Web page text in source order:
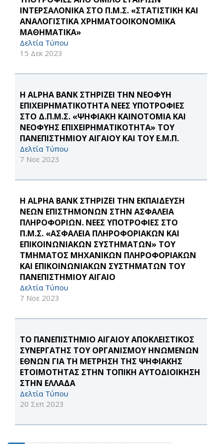
ΙΝΤΕΡΣΑΛΟΝΙΚΑ ΣΤΟ Π.Μ.Σ. «ΣΤΑΤΙΣΤΙΚΗ ΚΑΙ
ΑΝΑΛΟΓΙΣΤΙΚΑ ΧΡΗΜΑΤΟΟΙΚΟΝΟΜΙΚΑ
ΜΑΘΗΜΑΤΙΚΑ»
Δελτία Τύπου
15 Δεκ 2023
Η ALPHA BANK ΣΤΗΡΙΖΕΙ ΤΗΝ ΝΕΟΦΥΗ
ΕΠΙΧΕΙΡΗΜΑΤΙΚΟΤΗΤΑ ΝΕΕΣ ΥΠΟΤΡΟΦΙΕΣ
ΣΤΟ Δ.Π.Μ.Σ. «ΨΗΦΙΑΚΗ ΚΑΙΝΟΤΟΜΙΑ ΚΑΙ
ΝΕΟΦΥΗΣ ΕΠΙΧΕΙΡΗΜΑΤΙΚΟΤΗΤΑ» ΤΟΥ
ΠΑΝΕΠΙΣΤΗΜΙΟΥ ΑΙΓΑΙΟΥ ΚΑΙ ΤΟΥ Ε.Μ.Π.
Δελτία Τύπου
7 Νοε 2023
Η ALPHA BANK ΣΤΗΡΙΖΕΙ ΤΗΝ ΕΚΠΑΙΔΕΥΣΗ
ΝΕΩΝ ΕΠΙΣΤΗΜΟΝΩΝ ΣΤΗΝ ΑΣΦΑΛΕΙΑ
ΠΛΗΡΟΦΟΡΙΩΝ. ΝΕΕΣ ΥΠΟΤΡΟΦΙΕΣ ΣΤΟ
Π.Μ.Σ. «ΑΣΦΑΛΕΙΑ ΠΛΗΡΟΦΟΡΙΑΚΩΝ ΚΑΙ
ΕΠΙΚΟΙΝΩΝΙΑΚΩΝ ΣΥΣΤΗΜΑΤΩΝ» ΤΟΥ
ΤΜΗΜΑΤΟΣ ΜΗΧΑΝΙΚΩΝ ΠΛΗΡΟΦΟΡΙΑΚΩΝ
ΚΑΙ ΕΠΙΚΟΙΝΩΝΙΑΚΩΝ ΣΥΣΤΗΜΑΤΩΝ ΤΟΥ
ΠΑΝΕΠΙΣΤΗΜΙΟΥ ΑΙΓΑΙΟ
Δελτία Τύπου
7 Νοε 2023
ΤΟ ΠΑΝΕΠΙΣΤΗΜΙΟ ΑΙΓΑΙΟΥ ΑΠΟΚΛΕΙΣΤΙΚΟΣ
ΣΥΝΕΡΓΑΤΗΣ ΤΟΥ ΟΡΓΑΝΙΣΜΟΥ ΗΝΩΜΕΝΩΝ
ΕΘΝΩΝ ΓΙΑ ΤΗ ΜΕΤΡΗΣΗ ΤΗΣ ΨΗΦΙΑΚΗΣ
ΕΤΟΙΜΟΤΗΤΑΣ ΣΤΗΝ ΤΟΠΙΚΗ ΑΥΤΟΔΙΟΙΚΗΣΗ
ΣΤΗΝ ΕΛΛΑΔΑ
Δελτία Τύπου
20 Σεπ 2023